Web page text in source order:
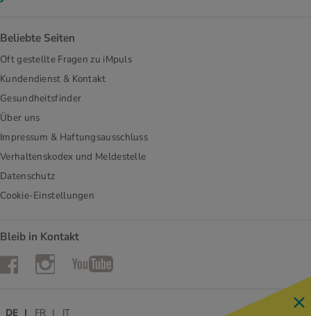
Beliebte Seiten
Oft gestellte Fragen zu iMpuls
Kundendienst & Kontakt
Gesundheitsfinder
Über uns
Impressum & Haftungsausschluss
Verhaltenskodex und Meldestelle
Datenschutz
Cookie-Einstellungen
Bleib in Kontakt
FacebookInstagramYouTube
DE FR IT